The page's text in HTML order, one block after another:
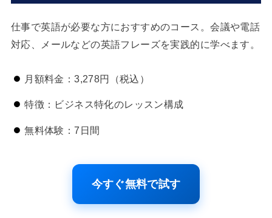
仕事で英語が必要な方におすすめのコース。会議や電話
対応、メールなどの英語フレーズを実践的に学べます。
月額料金：3,278円（税込）
特徴：ビジネス特化のレッスン構成
無料体験：7日間
今すぐ無料で試す